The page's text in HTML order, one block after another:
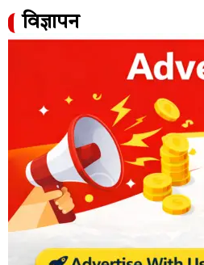
विज्ञापन